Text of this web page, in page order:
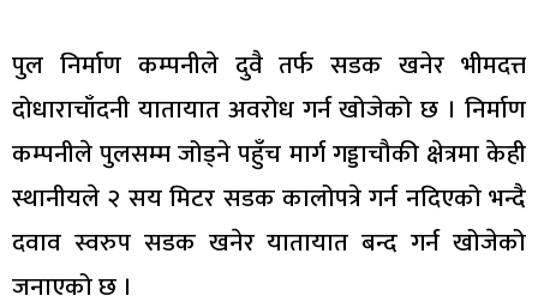
पुल निर्माण कम्पनीले दुवै तर्फ सडक खनेर भीमदत्त
दोधाराचाँदनी यातायात अवरोध गर्न खोजेको छ । निर्माण
कम्पनीले पुलसम्म जोड्ने पहुँच मार्ग गड्डाचौकी क्षेत्रमा केही
स्थानीयले २ सय मिटर सडक कालोपत्रे गर्न नदिएको भन्दै
दवाव स्वरुप सडक खनेर यातायात बन्द गर्न खोजेको
जनाएको छ ।